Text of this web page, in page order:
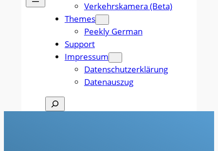
Verkehrskamera (Beta)
Themes
Peekly German
Support
Impressum
Datenschutzerklärung
Datenauszug
Suchen